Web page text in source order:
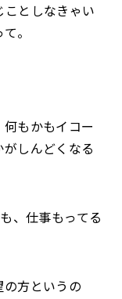
としなきゃい
。
もかもイコー
しんどくなる
、仕事もってる
方というの